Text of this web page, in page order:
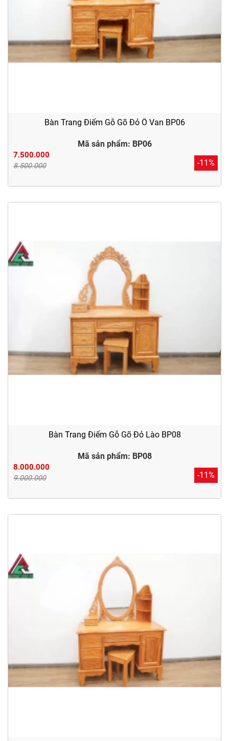
Bàn Trang Điểm Gỗ Gõ Đỏ Ô Van BP06
Mã sản phẩm: BP06
7.500.000
8.500.000 -11%
Bàn Trang Điểm Gỗ Gõ Đỏ Lào BP08
Mã sản phẩm: BP08
8.000.000
9.000.000 -11%